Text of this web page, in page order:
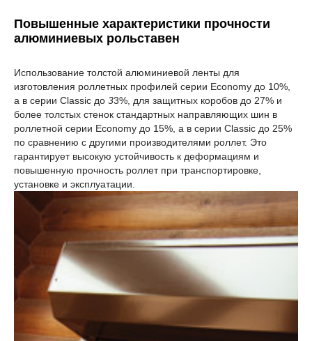
Повышенные характеристики прочности
алюминиевых рольставен
Использование толстой алюминиевой ленты для
изготовления роллетных профилей серии Economy до 10%,
а в серии Classic до 33%, для защитных коробов до 27% и
более толстых стенок стандартных направляющих шин в
роллетной серии Economy до 15%, а в серии Classic до 25%
по сравнению с другими производителями роллет. Это
гарантирует высокую устойчивость к деформациям и
повышенную прочность роллет при транспортировке,
установке и эксплуатации.